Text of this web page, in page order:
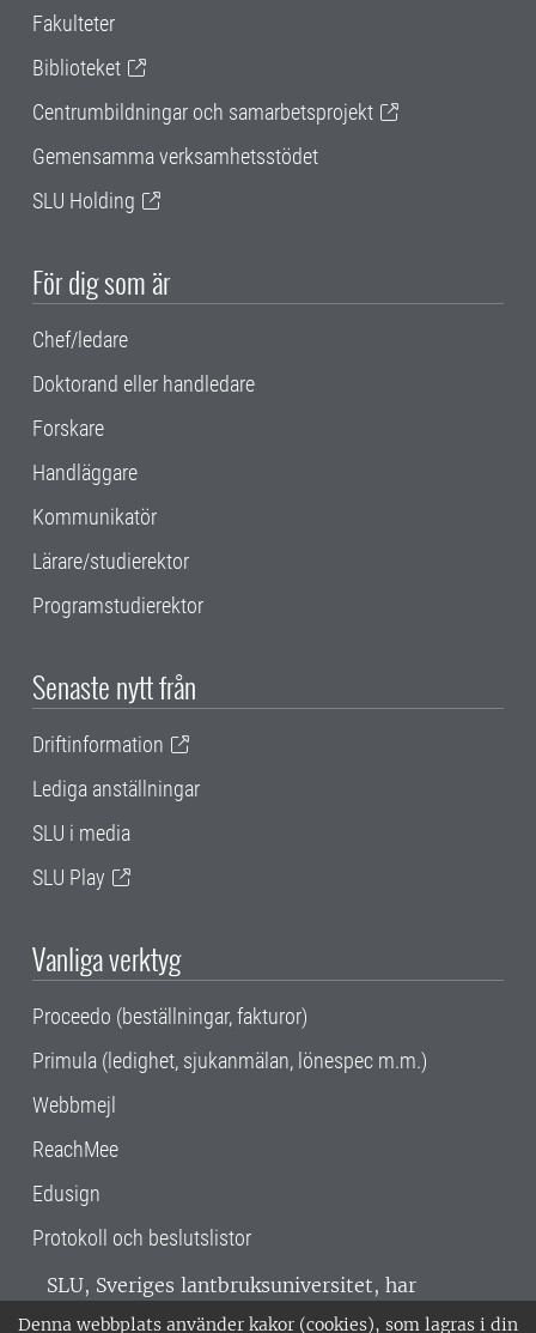
Denna webbplats använder kakor (cookies), som lagras i din
Fakulteter
Biblioteket
Centrumbildningar och samarbetsprojekt
Gemensamma verksamhetsstödet
SLU Holding
För dig som är
Chef/ledare
Doktorand eller handledare
Forskare
Handläggare
Kommunikatör
Lärare/studierektor
Programstudierektor
Senaste nytt från
Driftinformation
Lediga anställningar
SLU i media
SLU Play
Vanliga verktyg
Proceedo (beställningar, fakturor)
Primula (ledighet, sjukanmälan, lönespec m.m.)
Webbmejl
ReachMee
Edusign
Protokoll och beslutslistor
SLU, Sveriges lantbruksuniversitet, har
verksamhet över hela Sverige. Huvudorter är